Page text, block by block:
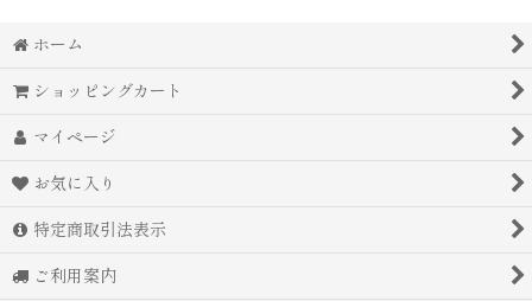
ホーム
ショッピングカート
マイページ
お気に入り
特定商取引法表示
ご利用案内